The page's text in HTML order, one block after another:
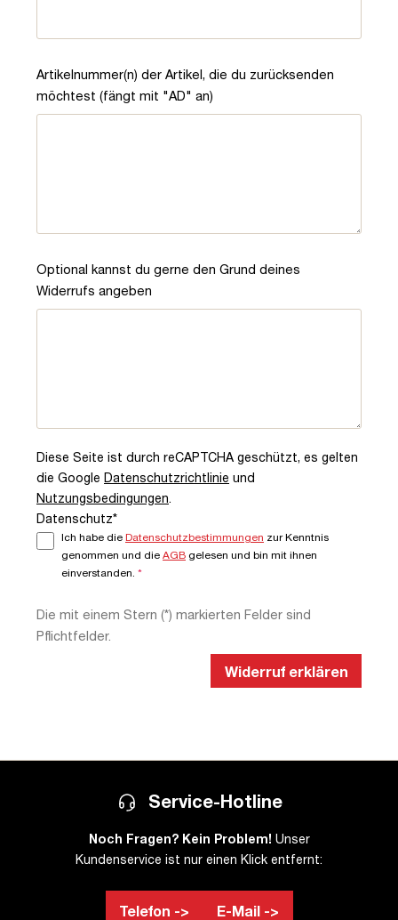
Artikelnummer(n) der Artikel, die du zurücksenden
möchtest (fängt mit "AD" an)
Optional kannst du gerne den Grund deines
Widerrufs angeben
Diese Seite ist durch reCAPTCHA geschützt, es gelten
die Google Datenschutzrichtlinie und
Nutzungsbedingungen.
Datenschutz*
Ich habe die Datenschutzbestimmungen zur Kenntnis
genommen und die AGB gelesen und bin mit ihnen
einverstanden. *
Die mit einem Stern (*) markierten Felder sind
Pflichtfelder.
Widerruf erklären
Service-Hotline
Noch Fragen? Kein Problem! Unser
Kundenservice ist nur einen Klick entfernt:
Telefon -> E-Mail ->